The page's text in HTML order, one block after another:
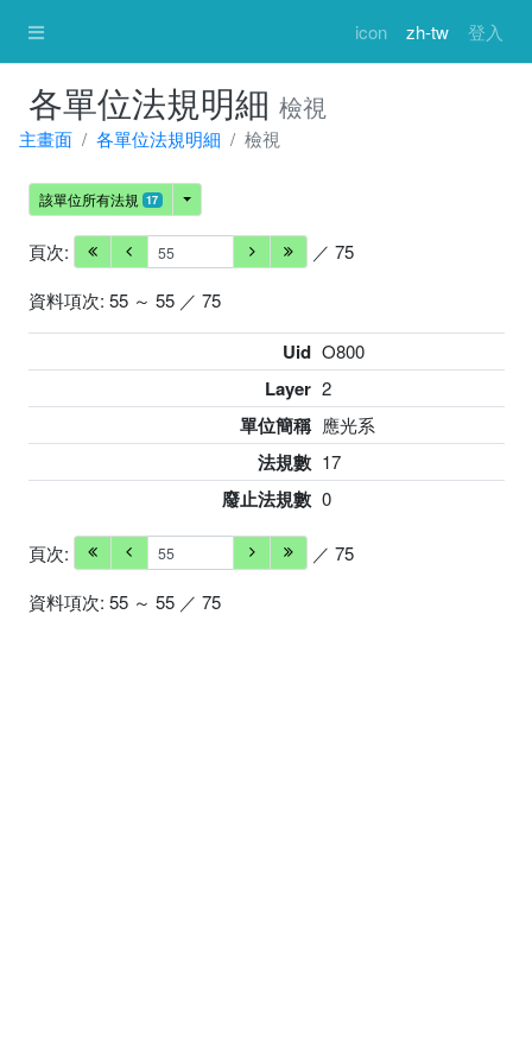
icon zh-tw 登入
各單位法規明細 檢視
主畫面 各單位法規明細 檢視
該單位所有法規 17
頁次:
／ 75
資料項次: 55 ～ 55 ／ 75
Uid O800
Layer 2
單位簡稱 應光系
法規數 17
廢止法規數 0
頁次:
／ 75
資料項次: 55 ～ 55 ／ 75